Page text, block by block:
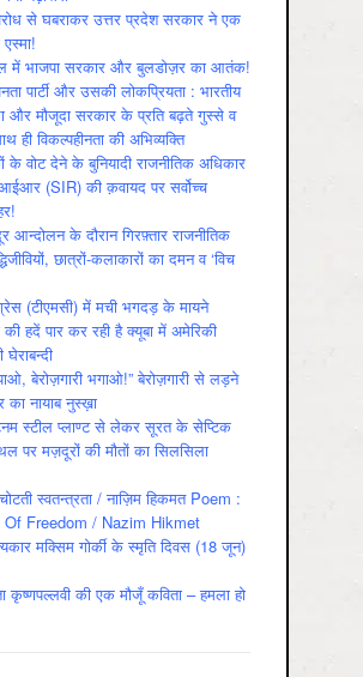
से घबराकर उत्तर प्रदेश सरकार ने एक
में भाजपा सरकार और बुलडोज़र का आतंक!
पार्टी और उसकी लोकप्रियता : भारतीय
और मौजूदा सरकार के प्रति बढ़ते गुस्‍से व
ही विकल्‍पहीनता की अभिव्‍यक्ति
के वोट देने के बुनियादी राजनीतिक अधिकार
(SIR) की क़वायद पर सर्वोच्च
आन्दोलन के दौरान गिरफ़्तार राजनीतिक
छात्रों-कलाकारों का दमन व ‘विच
(टीएमसी) में मची भगदड़ के मायने
की हदें पार कर रही है क्यूबा में अमेरिकी
बेरोज़गारी भगाओ!” बेरोज़गारी से लड़ने
का नायाब नुस्ख़ा
स्टील प्लाण्ट से लेकर सूरत के सेप्टिक
पर मज़दूरों की मौतों का सिलसिला
स्वतन्त्रता / नाज़िम हिकमत Poem :
Freedom / Nazim Hikmet
मक्सिम गोर्की के स्मृति दिवस (18 जून)
कृष्णपल्लवी की एक मौजूँ कविता – हमला हो